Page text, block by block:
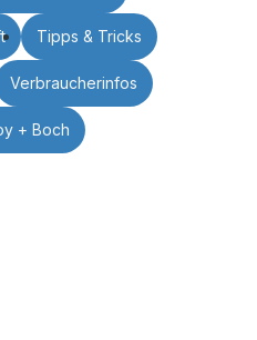
Tipps & Tricks
Verbraucherinfos
+ Boch